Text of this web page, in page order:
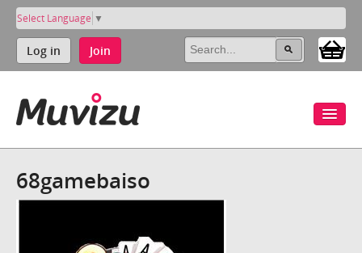
Select Language ▼
Log in Join
68gamebaiso